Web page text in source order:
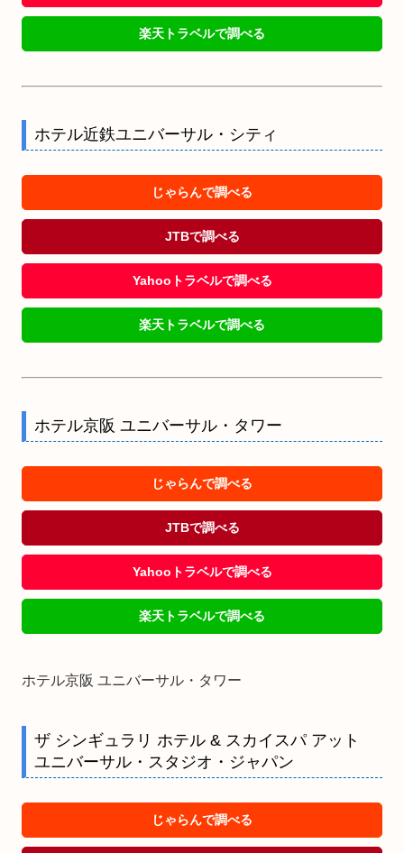
楽天トラベルで調べる
ホテル近鉄ユニバーサル・シティ
じゃらんで調べる
JTBで調べる
Yahooトラベルで調べる
楽天トラベルで調べる
ホテル京阪 ユニバーサル・タワー
じゃらんで調べる
JTBで調べる
Yahooトラベルで調べる
楽天トラベルで調べる
ホテル京阪 ユニバーサル・タワー
ザ シンギュラリ ホテル & スカイスパ アット
ユニバーサル・スタジオ・ジャパン
じゃらんで調べる